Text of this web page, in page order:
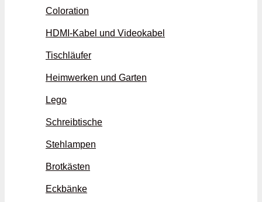
Coloration
HDMI-Kabel und Videokabel
Tischläufer
Heimwerken und Garten
Lego
Schreibtische
Stehlampen
Brotkästen
Eckbänke